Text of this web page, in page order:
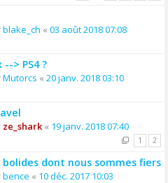
blake_ch « 03 août 2018 07:08
> PS4 ?
Mutorcs « 20 janv. 2018 03:10
ze_shark« 19 janv. 2018 07:40
1 2
bolides dont nous sommes fiers
bence « 10 déc. 2017 10:03